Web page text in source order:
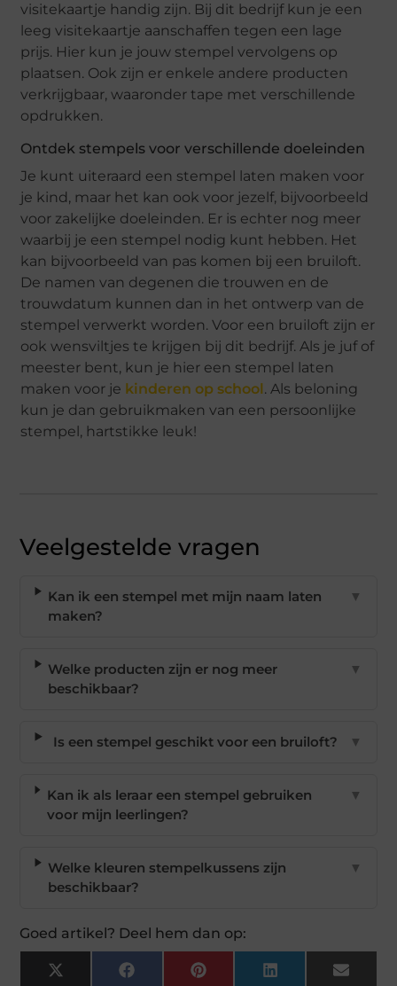
visitekaartje handig zijn. Bij dit bedrijf kun je een
leeg visitekaartje aanschaffen tegen een lage
prijs. Hier kun je jouw stempel vervolgens op
plaatsen. Ook zijn er enkele andere producten
verkrijgbaar, waaronder tape met verschillende
opdrukken.
Ontdek stempels voor verschillende doeleinden
Je kunt uiteraard een stempel laten maken voor
je kind, maar het kan ook voor jezelf, bijvoorbeeld
voor zakelijke doeleinden. Er is echter nog meer
waarbij je een stempel nodig kunt hebben. Het
kan bijvoorbeeld van pas komen bij een bruiloft.
De namen van degenen die trouwen en de
trouwdatum kunnen dan in het ontwerp van de
stempel verwerkt worden. Voor een bruiloft zijn er
ook wensviltjes te krijgen bij dit bedrijf. Als je juf of
meester bent, kun je hier een stempel laten
maken voor je kinderen op school . Als beloning
kun je dan gebruikmaken van een persoonlijke
stempel, hartstikke leuk!
Veelgestelde vragen
Kan ik een stempel met mijn naam laten
maken?
▼
Welke producten zijn er nog meer
beschikbaar?
▼
Is een stempel geschikt voor een bruiloft? ▼
Kan ik als leraar een stempel gebruiken
voor mijn leerlingen?
▼
Welke kleuren stempelkussens zijn
beschikbaar?
▼
Goed artikel? Deel hem dan op:
X FacebookPinterest LinkedIn Email